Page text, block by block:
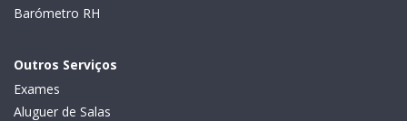
Barómetro RH
Outros Serviços
Exames
Aluguer de Salas